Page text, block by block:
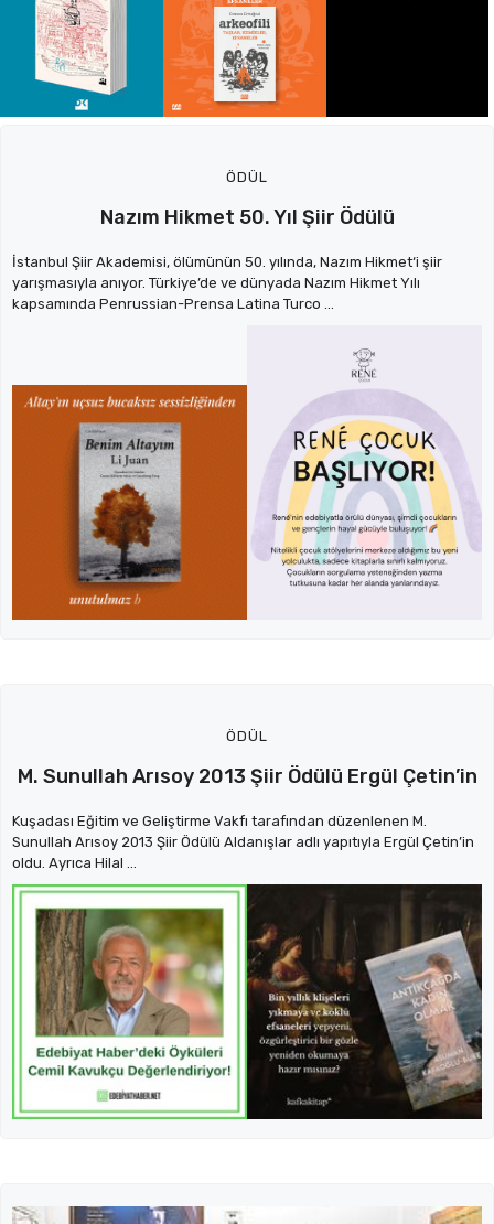
ÖDÜL
Nazım Hikmet 50. Yıl Şiir Ödülü
İstanbul Şiir Akademisi, ölümünün 50. yılında, Nazım Hikmet‘i şiir
yarışmasıyla anıyor. Türkiye’de ve dünyada Nazım Hikmet Yılı
kapsamında Penrussian-Prensa Latina Turco ...
ÖDÜL
M. Sunullah Arısoy 2013 Şiir Ödülü Ergül Çetin’in
Kuşadası Eğitim ve Geliştirme Vakfı tarafından düzenlenen M.
Sunullah Arısoy 2013 Şiir Ödülü Aldanışlar adlı yapıtıyla Ergül Çetin’in
oldu. Ayrıca Hilal ...